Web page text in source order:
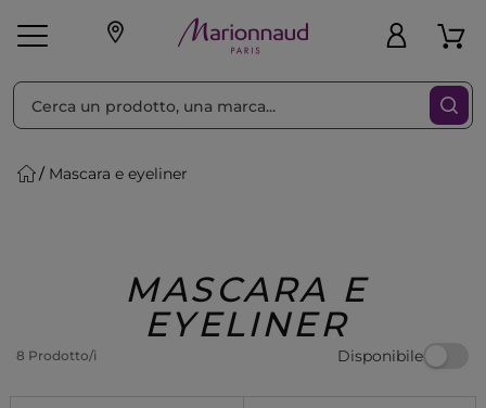
Make-up Profumi
Regalo
Mascara e eyeliner
MASCARA E
EYELINER
8 Prodotto/i Disponibile
Ordina per Filtra